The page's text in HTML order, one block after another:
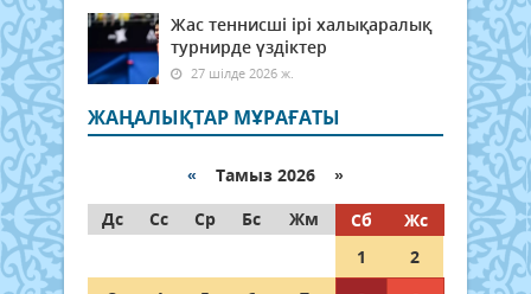
Жас теннисші ірі халықаралық
турнирде үздіктер
27 шілде 2026 ж.
ЖАҢАЛЫҚТАР МҰРАҒАТЫ
« Тамыз 2026 »
Дс
Сс Ср Бс Жм Сб
Жс
1
2